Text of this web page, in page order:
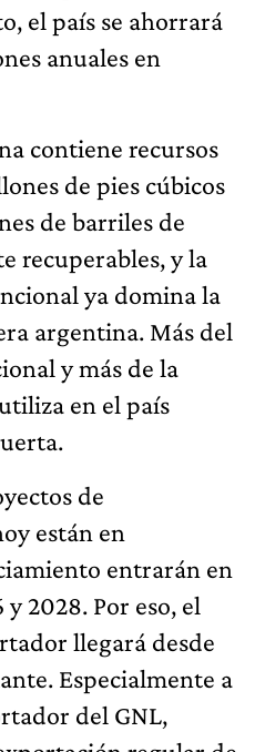
el país se ahorrará
anuales en
contiene recursos
de pies cúbicos
de barriles de
recuperables, y la
ya domina la
argentina. Más del
y más de la
en el país
de
están en
entrarán en
2028. Por eso, el
llegará desde
Especialmente a
del GNL,